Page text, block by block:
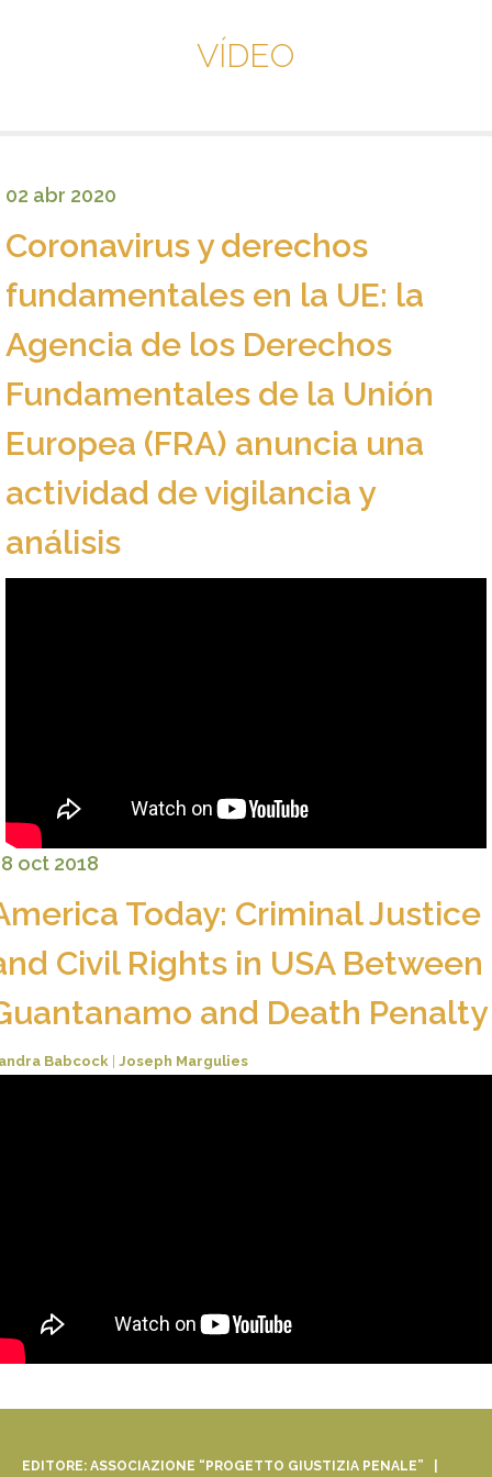
VÍDEO
02 abr 2020
Coronavirus y derechos
fundamentales en la UE: la
Agencia de los Derechos
Fundamentales de la Unión
Europea (FRA) anuncia una
actividad de vigilancia y
análisis
oct 2018
Today: Criminal Justice
Civil Rights in USA Between
and Death Penalty
Babcock Joseph Margulies
EDITORE: ASSOCIAZIONE “PROGETTO GIUSTIZIA PENALE” |